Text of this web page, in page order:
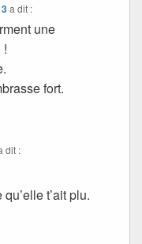
a dit :
une
!
fort.
dit :
t’ait plu.